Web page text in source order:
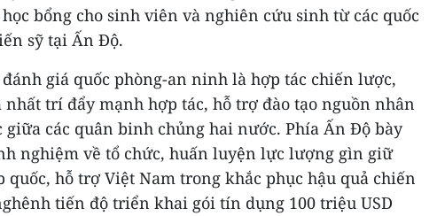
học bổng cho sinh viên và nghiên cứu sinh từ các quốc
sỹ tại Ấn Độ.
giá quốc phòng-an ninh là hợp tác chiến lược,
trí đẩy mạnh hợp tác, hỗ trợ đào tạo nguồn nhân
các quân binh chủng hai nước. Phía Ấn Độ bày
nghiệm về tổ chức, huấn luyện lực lượng gìn giữ
quốc, hỗ trợ Việt Nam trong khắc phục hậu quả chiến
tiến độ triển khai gói tín dụng 100 triệu USD